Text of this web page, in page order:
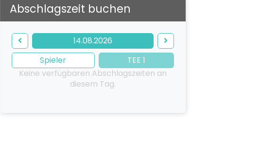
Abschlagszeit buchen
14.08.2026
Spieler
TEE 1
Keine verfügbaren Abschlagszeiten an
diesem Tag.